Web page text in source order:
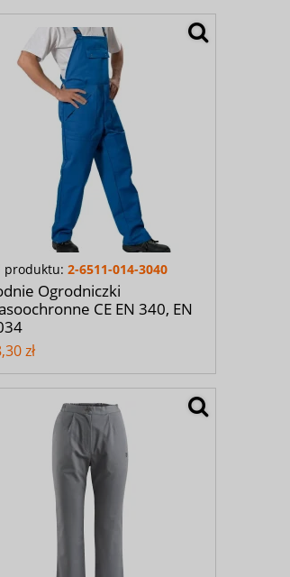
produktu: 2-6511-014-3040
Ogrodniczki
CE EN 340, EN
zł